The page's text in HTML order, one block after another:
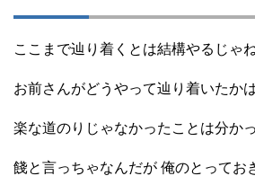
ここまで辿り着くとは結構やるじゃ
お前さんがどうやって辿り着いたか
楽な道のりじゃなかったことは分か
餞と言っちゃなんだが 俺のとってお